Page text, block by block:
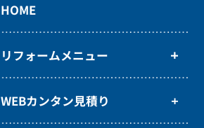
HOME
リフォームメニュー
WEBカンタン見積り